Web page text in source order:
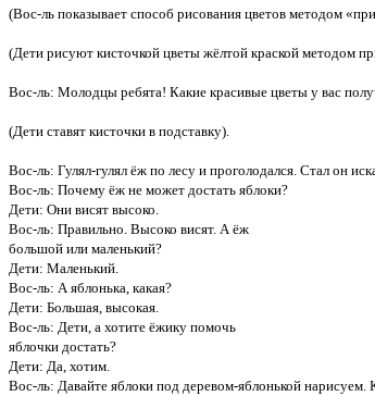
(Вос-ль показывает способ рисования цветов методом
(Дети рисуют кисточкой цветы жёлтой краской методом
Вос-ль: Молодцы ребята! Какие красивые цветы у вас
(Дети ставят кисточки в подставку).
Вос-ль: Гулял-гулял ёж по лесу и проголодался. Стал он
Вос-ль: Почему ёж не может достать яблоки?
Дети: Они висят высоко.
Вос-ль: Правильно. Высоко висят. А ёж
большой или маленький?
Дети: Маленький.
Вос-ль: А яблонька, какая?
Дети: Большая, высокая.
Вос-ль: Дети, а хотите ёжику помочь
яблочки достать?
Дети: Да, хотим.
Вос-ль: Давайте яблоки под деревом-яблонькой нарисуем.